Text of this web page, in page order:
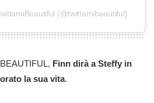
(@twittamibeautiful)
Finn dirà a Steffy in
la sua vita.